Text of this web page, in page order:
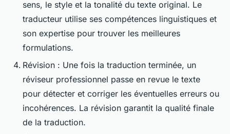
sens, le style et la tonalité du texte original. Le
traducteur utilise ses compétences linguistiques et
son expertise pour trouver les meilleures
formulations.
Révision : Une fois la traduction terminée, un
réviseur professionnel passe en revue le texte
pour détecter et corriger les éventuelles erreurs ou
incohérences. La révision garantit la qualité finale
de la traduction.